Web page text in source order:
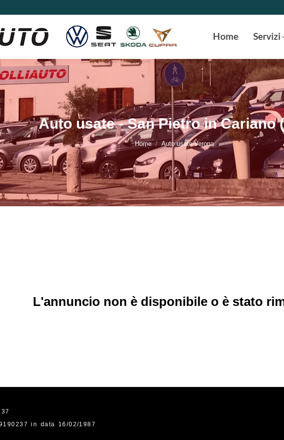
Home Servizi
Auto usate - San Pietro in Cariano
Tu sei qui:
Home Auto usate Verona
L'annuncio non è disponibile o è stato
in data 16/02/1987